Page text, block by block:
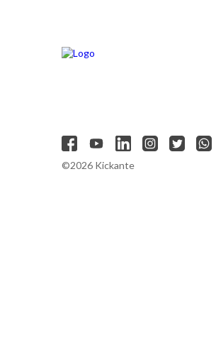
©2026 Kickante